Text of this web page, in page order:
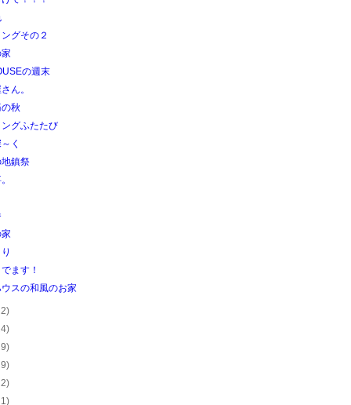
グその２
の週末
ん。
秋
ングふたたび
く
鎮祭
ます！
スの和風のお家